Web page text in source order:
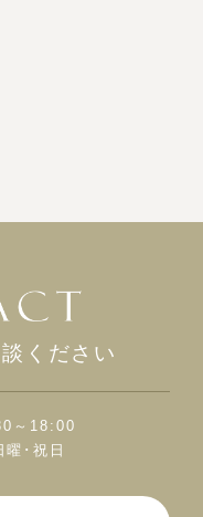
ください
～18:00
･祝日